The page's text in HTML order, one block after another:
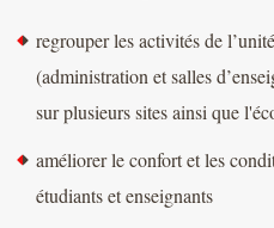
regrouper les activités de
(administration et salles
sur plusieurs sites ainsi que
améliorer le confort et les
étudiants et enseignants